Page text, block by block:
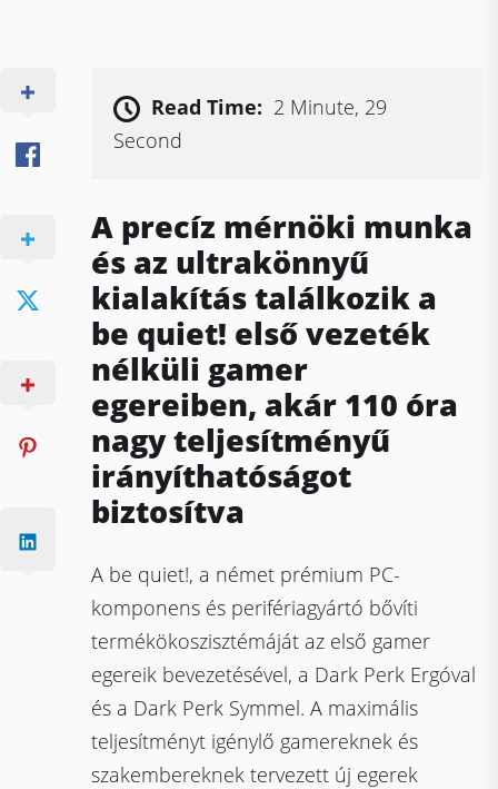
Read Time: 2 Minute, 29
Second
A precíz mérnöki munka
és az ultrakönnyű
kialakítás találkozik a
be quiet! első vezeték
nélküli gamer
egereiben, akár 110 óra
nagy teljesítményű
irányíthatóságot
biztosítva
A be quiet!, a német prémium PC-
komponens és perifériagyártó bővíti
termékökoszisztémáját az első gamer
egereik bevezetésével, a Dark Perk Ergóval
és a Dark Perk Symmel. A maximális
teljesítményt igénylő gamereknek és
szakembereknek tervezett új egerek